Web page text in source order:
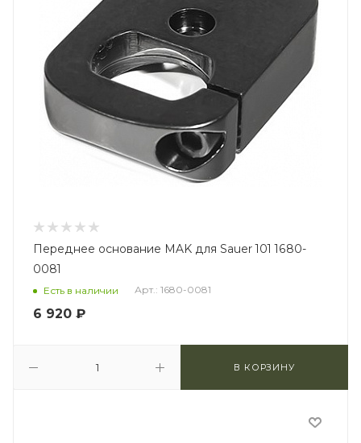
Переднее основание MAK для Sauer 101 1680-
0081
Есть в наличии Арт.: 1680-0081
6 920 ₽
В КОРЗИНУ